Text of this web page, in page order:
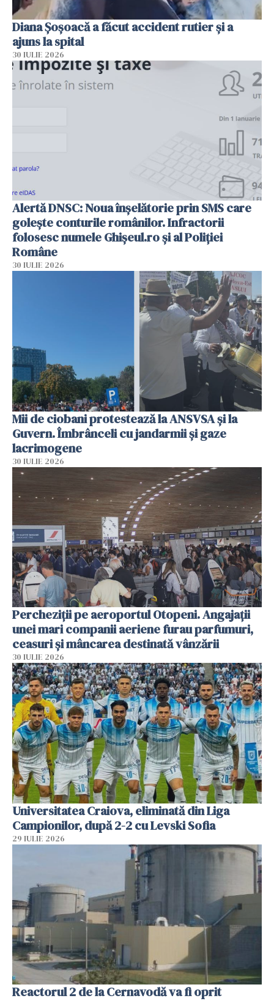
Diana Șoșoacă a făcut accident rutier și a
ajuns la spital
30 IULIE 2026
Alertă DNSC: Noua înșelătorie prin SMS care
golește conturile românilor. Infractorii
folosesc numele Ghișeul.ro și al Poliției
Române
30 IULIE 2026
Mii de ciobani protestează la ANSVSA și la
Guvern. Îmbrânceli cu jandarmii și gaze
lacrimogene
30 IULIE 2026
Percheziții pe aeroportul Otopeni. Angajații
unei mari companii aeriene furau parfumuri,
ceasuri și mâncarea destinată vânzării
30 IULIE 2026
Universitatea Craiova, eliminată din Liga
Campionilor, după 2-2 cu Levski Sofia
29 IULIE 2026
Reactorul 2 de la Cernavodă va fi oprit